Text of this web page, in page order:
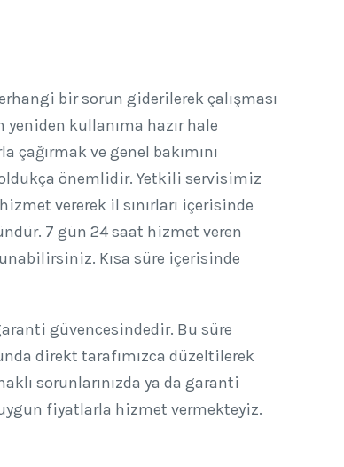
bir sorun giderilerek çalışması
kullanıma hazır hale
ve genel bakımını
önemlidir. Yetkili servisimiz
vererek il sınırları içerisinde
7 gün 24 saat hizmet veren
Kısa süre içerisinde
güvencesindedir. Bu süre
direkt tarafımızca düzeltilerek
sorunlarınızda ya da garanti
fiyatlarla hizmet vermekteyiz.